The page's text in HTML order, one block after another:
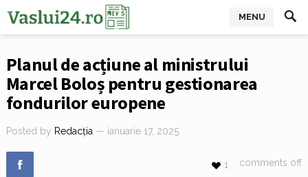
MENU
Planul de acțiune al ministrului
Marcel Boloș pentru gestionarea
fondurilor europene
Posted by Redacția — ianuarie 17, 2025
comments off
1